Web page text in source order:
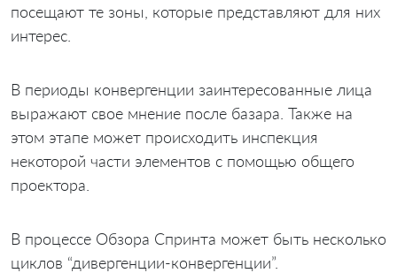
посещают те зоны, которые представляют для них
интерес.
В периоды конвергенции заинтересованные лица
выражают свое мнение после базара. Также на
этом этапе может происходить инспекция
некоторой части элементов с помощью общего
проектора.
В процессе Обзора Спринта может быть несколько
циклов “дивергенции-конвергенции”.